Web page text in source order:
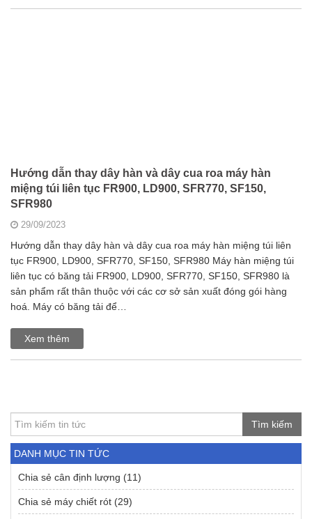
Hướng dẫn thay dây hàn và dây cua roa máy hàn
miệng túi liên tục FR900, LD900, SFR770, SF150,
SFR980
29/09/2023
Hướng dẫn thay dây hàn và dây cua roa máy hàn miệng túi liên
tục FR900, LD900, SFR770, SF150, SFR980 Máy hàn miệng túi
liên tục có băng tải FR900, LD900, SFR770, SF150, SFR980 là
sản phẩm rất thân thuộc với các cơ sở sản xuất đóng gói hàng
hoá. Máy có băng tải để…
Xem thêm
Tìm kiếm
DANH MỤC TIN TỨC
Chia sẻ cân định lượng (11)
Chia sẻ máy chiết rót (29)